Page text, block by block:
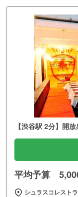
【渋谷駅 2分】開
平均予算
シュラスコレスト